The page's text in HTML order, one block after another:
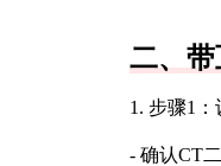
二、带
1. 步骤1
- 确认CT